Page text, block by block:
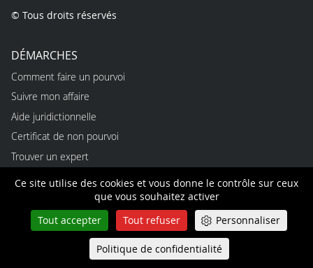
Ce site utilise des cookies et vous donne le contrôle sur ceux
que vous souhaitez activer
Tout accepter
Tout refuser Personnaliser
Politique de confidentialité
© Tous droits réservés
DÉMARCHES
Comment faire un pourvoi
Suivre mon affaire
Aide juridictionnelle
Certificat de non pourvoi
Trouver un expert
PROFESSIONNELS
Emplois
Alternances
Queue-Fair